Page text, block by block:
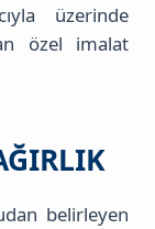
üzerinde
özel imalat
belirleyen